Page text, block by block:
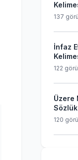
137
İnfaz
122
Üzere
120